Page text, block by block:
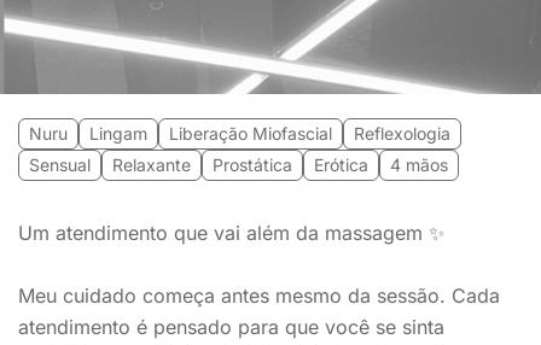
Nuru Lingam Liberação Miofascial
Reflexologia
Sensual
Relaxante Prostática Erótica 4 mãos
Um atendimento que vai além da massagem ✨
Meu cuidado começa antes mesmo da sessão. Cada
atendimento é pensado para que você se sinta